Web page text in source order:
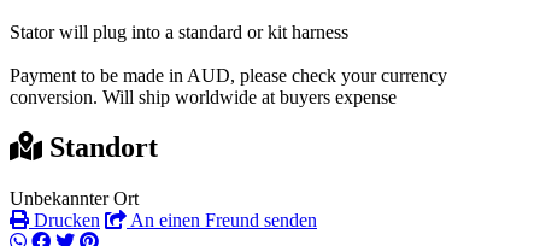
Stator will plug into a standard or kit harness
Payment to be made in AUD, please check your currency
conversion. Will ship worldwide at buyers expense
Standort
Unbekannter Ort
Drucken
An einen Freund senden